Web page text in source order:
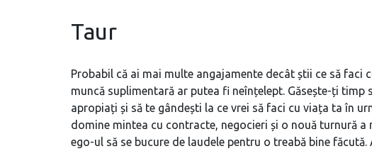
Taur
Probabil că ai mai multe angajamente decât știi ce să faci
muncă suplimentară ar putea fi neînțelept. Găsește-ți timp
apropiați și să te gândești la ce vrei să faci cu viața ta în
domine mintea cu contracte, negocieri și o nouă turnură
ego-ul să se bucure de laudele pentru o treabă bine